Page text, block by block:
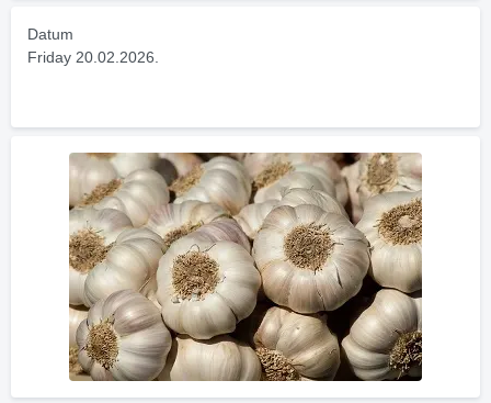
Datum
Friday 20.02.2026.